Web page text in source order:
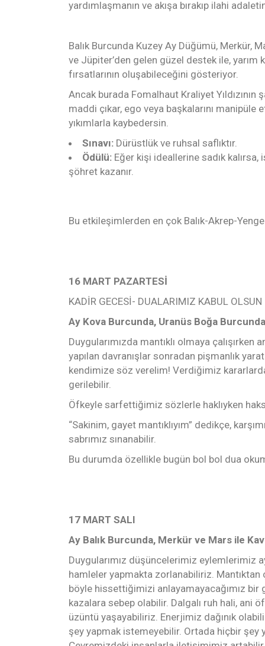
yardımlaşmanın ve akışa bırakıp ilahi
Balık Burcunda Kuzey Ay Düğümü, Merkür,
ve Jüpiter’den gelen güzel destek ile,
fırsatlarının oluşabileceğini gösteriyor.
Ancak burada Fomalhaut Kraliyet
maddi çıkar, ego veya başkalarını manipüle
yıkımlarla kaybedersin.
Sınavı: Dürüstlük ve ruhsal saflıktır.
Ödülü: Eğer kişi ideallerine sadık
şöhret kazanır.
Bu etkileşimlerden en çok Balık-Akrep-
16 MART PAZARTESİ
KADİR GECESİ- DUALARIMIZ KABUL OLSUN
Ay Kova Burcunda, Uranüs Boğa
Duygularımızda mantıklı olmaya
yapılan davranışlar sonradan pişmanlık
kendimize söz verelim! Verdiğimiz
gerilebilir.
Öfkeyle sarfettiğimiz sözlerle haklıyken
“Sakinim, gayet mantıklıyım” dedikçe,
sabrımız sınanabilir.
Bu durumda özellikle bugün bol bol dua
17 MART SALI
Ay Balık Burcunda, Merkür ve Mars ile
Duygularımız düşüncelerimiz eylemlerimiz
hamleler yapmakta zorlanabiliriz.
böyle hissettiğimizi anlayamayacağımız bir
kazalara sebep olabilir. Dalgalı ruh hali, ani
üzüntü yaşayabiliriz. Enerjimiz dağınık
şey yapmak istemeyebilir. Ortada hiçbir şey